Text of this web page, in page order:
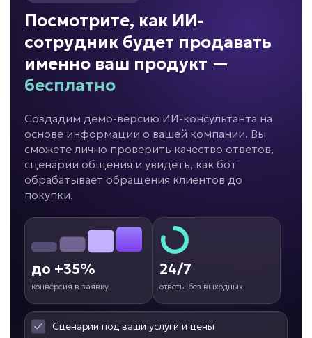
Срок реализации
от 69 000 ₽ под ключ
ИИ для
документооборота
Задача: Работа с документами
• Экономия 5–20 часов в неделю
• До -80% ручных операций
• До -50% ошибок в документах
Подробней
Срок реализации от 10 дней
от 89 000 ₽ под ключ
Посмотрите, как ИИ-
сотрудник будет продавать
именно ваш продукт —
бесплатно
Создадим демо-версию ИИ-консультанта на
основе информации о вашей компании. Вы
сможете лично проверить качество ответов,
сценарии общения и увидеть, как бот
обрабатывает обращения клиентов до
покупки.
до +35%
конверсия в заявку
24/7
ответы без выходных
Сценарии под ваши услуги и цены